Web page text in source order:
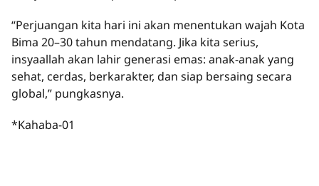
“Perjuangan kita hari ini akan menentukan wajah Kota
Bima 20–30 tahun mendatang. Jika kita serius,
insyaallah akan lahir generasi emas: anak-anak yang
sehat, cerdas, berkarakter, dan siap bersaing secara
global,” pungkasnya.
*Kahaba-01